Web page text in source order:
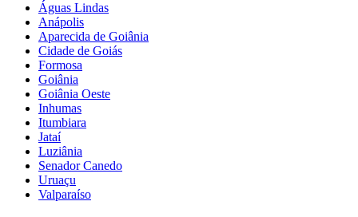
Águas Lindas
Anápolis
Aparecida de Goiânia
Cidade de Goiás
Formosa
Goiânia
Goiânia Oeste
Inhumas
Itumbiara
Jataí
Luziânia
Senador Canedo
Uruaçu
Valparaíso